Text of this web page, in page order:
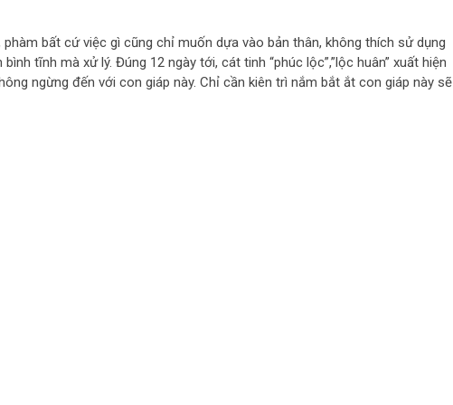
bất cứ việc gì cũng chỉ muốn dựa vào bản thân, không thích sử dụng
tĩnh mà xử lý. Đúng 12 ngày tới, cát tinh “phúc lộc”,”lộc huân” xuất hiện
ngừng đến với con giáp này. Chỉ cần kiên trì nắm bắt ắt con giáp này sẽ